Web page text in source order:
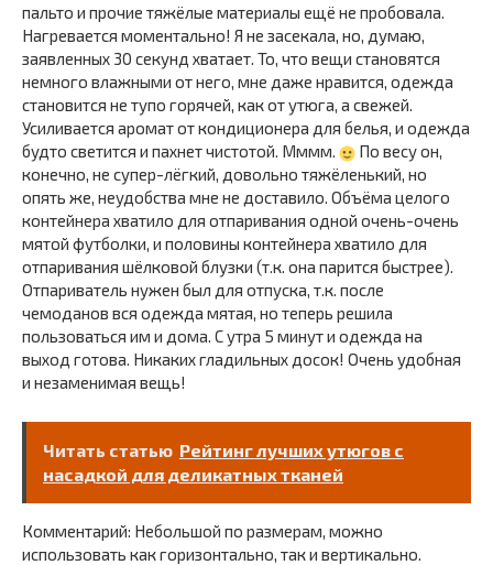
пальто и прочие тяжёлые материалы ещё не пробовала.
Нагревается моментально! Я не засекала, но, думаю,
заявленных 30 секунд хватает. То, что вещи становятся
немного влажными от него, мне даже нравится, одежда
становится не тупо горячей, как от утюга, а свежей.
Усиливается аромат от кондиционера для белья, и одежда
будто светится и пахнет чистотой. Мммм.
По весу он,
конечно, не супер-лёгкий, довольно тяжёленький, но
опять же, неудобства мне не доставило. Объёма целого
контейнера хватило для отпаривания одной очень-очень
мятой футболки, и половины контейнера хватило для
отпаривания шёлковой блузки (т.к. она парится быстрее).
Отпариватель нужен был для отпуска, т.к. после
чемоданов вся одежда мятая, но теперь решила
пользоваться им и дома. С утра 5 минут и одежда на
выход готова. Никаких гладильных досок! Очень удобная
и незаменимая вещь!
Читать статью Рейтинг лучших утюгов с
насадкой для деликатных тканей
Комментарий: Небольшой по размерам, можно
использовать как горизонтально, так и вертикально.